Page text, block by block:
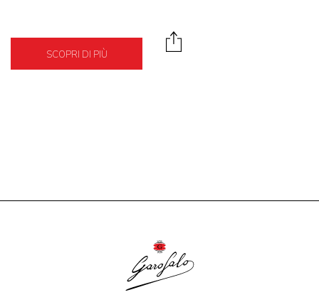
SCOPRI DI PIÙ